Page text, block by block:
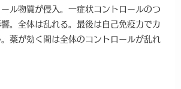
ル物質が侵入。一症状コントロールのつ
。全体は乱れる。最後は自己免疫力でカ
薬が効く間は全体のコントロールが乱れ